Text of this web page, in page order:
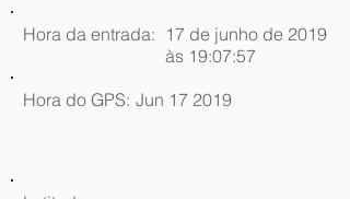
Hora da entrada: 17 de junho de 2019
às 19:07:57
Hora do GPS: Jun 17 2019